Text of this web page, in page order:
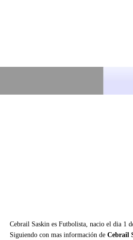
Cebrail Saskin es Futbolista, nacio el dia 1
Siguiendo con mas información de Cebrail